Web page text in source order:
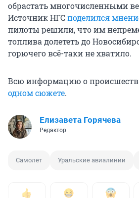
обрастать многочисленными
Источник НГСподелился
пилоты решили, что им
топлива долететь до
горючего всё-таки не хватило.
Всю информацию о
одном сюжете.
Елизавета Горячева
Редактор
Самолет Уральские авиалинии